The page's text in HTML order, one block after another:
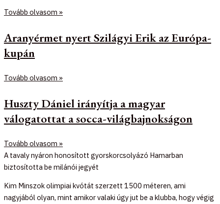
Tovább olvasom »
Aranyérmet nyert Szilágyi Erik az Európa-
kupán
Tovább olvasom »
Huszty Dániel irányítja a magyar
válogatottat a socca-világbajnokságon
Tovább olvasom »
A tavaly nyáron honosított gyorskorcsolyázó Hamarban
biztosította be milánói jegyét
Kim Minszok olimpiai kvótát szerzett 1500 méteren, ami
nagyjából olyan, mint amikor valaki úgy jut be a klubba, hogy végig